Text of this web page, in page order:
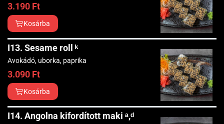
3.190 Ft
Kosárba
I13. Sesame roll ᵏ
Avokádó, uborka, paprika
3.090 Ft
Kosárba
I14. Angolna kifordított maki ᵃ,ᵈ